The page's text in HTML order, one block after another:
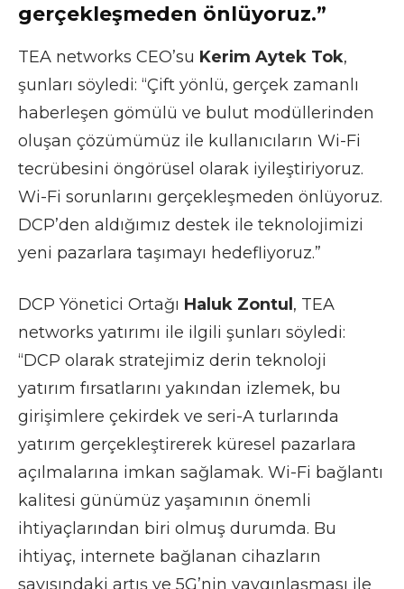
gerçekleşmeden önlüyoruz.”
TEA networks CEO’su Kerim Aytek Tok,
şunları söyledi: “Çift yönlü, gerçek zamanlı
haberleşen gömülü ve bulut modüllerinden
oluşan çözümümüz ile kullanıcıların Wi-Fi
tecrübesini öngörüsel olarak iyileştiriyoruz.
Wi-Fi sorunlarını gerçekleşmeden önlüyoruz.
DCP’den aldığımız destek ile teknolojimizi
yeni pazarlara taşımayı hedefliyoruz.”
DCP Yönetici Ortağı Haluk Zontul , TEA
networks yatırımı ile ilgili şunları söyledi:
“DCP olarak stratejimiz derin teknoloji
yatırım fırsatlarını yakından izlemek, bu
girişimlere çekirdek ve seri-A turlarında
yatırım gerçekleştirerek küresel pazarlara
açılmalarına imkan sağlamak. Wi-Fi bağlantı
kalitesi günümüz yaşamının önemli
ihtiyaçlarından biri olmuş durumda. Bu
ihtiyaç, internete bağlanan cihazların
sayısındaki artış ve 5G’nin yaygınlaşması ile